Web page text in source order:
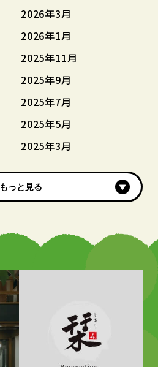
2026年3月
2026年1月
2025年11月
2025年9月
2025年7月
2025年5月
2025年3月
もっと見る
もっと見る